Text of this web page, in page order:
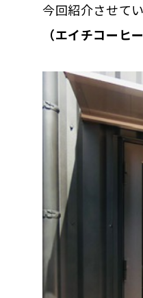
今回紹介させて
（エイチコーヒ